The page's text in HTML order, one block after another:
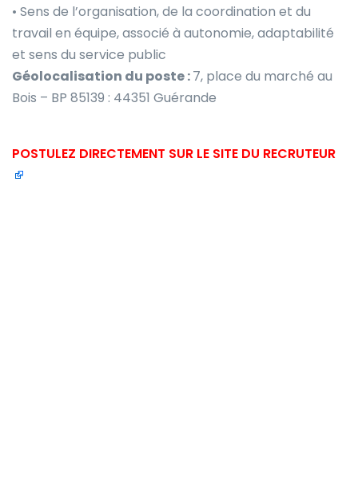
• Sens de l’organisation, de la coordination et du
travail en équipe, associé à autonomie, adaptabilité
et sens du service public
Géolocalisation du poste :7, place du marché au
Bois – BP 85139 : 44351 Guérande
POSTULEZ DIRECTEMENT SUR LE SITE DU RECRUTEUR